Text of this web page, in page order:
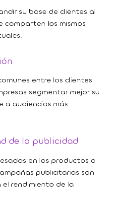
su base de clientes al
comparten los mismos
entre los clientes
segmentar mejor su
a audiencias más
de la publicidad
en los productos o
publicitarias son
rendimiento de la